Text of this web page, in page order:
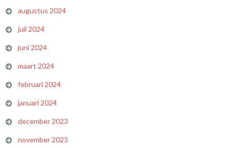
augustus 2024
juli 2024
juni 2024
maart 2024
februari 2024
januari 2024
december 2023
november 2023